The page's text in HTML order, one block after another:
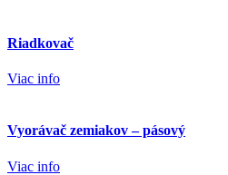
Riadkovač
Viac info
Vyorávač zemiakov – pásový
Viac info